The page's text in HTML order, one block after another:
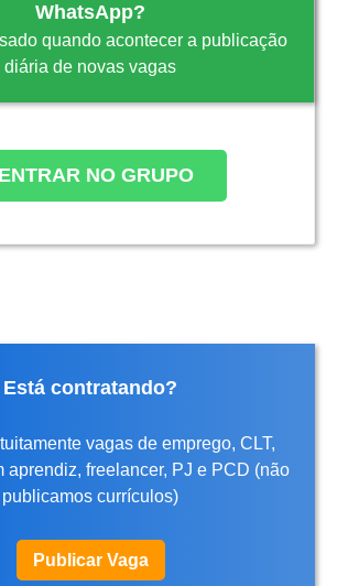
WhatsApp?
quando acontecer a publicação
diária de novas vagas
ENTRAR NO GRUPO
Está contratando?
vagas de emprego, CLT,
aprendiz, freelancer, PJ e PCD (não
publicamos currículos)
Publicar Vaga